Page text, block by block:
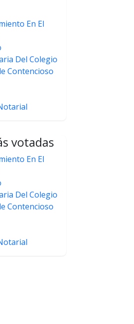
En El
Del Colegio
Contencioso
votadas
En El
Del Colegio
Contencioso